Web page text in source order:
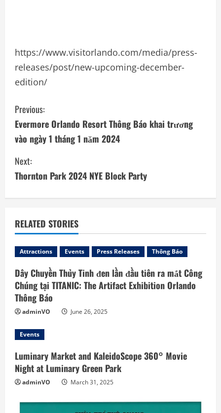
https://www.visitorlando.com/media/press-
releases/post/new-upcoming-december-
edition/
C
o
n
t
i
n
u
e
R
e
a
d
i
n
g
Previous:
Evermore Orlando Resort Thông Báo khai trương
vào ngày 1 tháng 1 năm 2024
Next:
Thornton Park 2024 NYE Block Party
RELATED STORIES
Attractions Events Press Releases Thông Báo
Dây Chuyền Thủy Tinh đen lần đầu tiên ra mắt Công
Chúng tại TITANIC: The Artifact Exhibition Orlando
Thông Báo
adminVO June 26, 2025
Events
Luminary Market and KaleidoScope 360° Movie
Night at Luminary Green Park
adminVO March 31, 2025